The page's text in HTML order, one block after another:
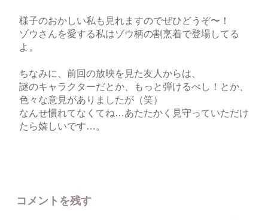
様子のおかしい私も見れますのでぜひどうぞ〜！
ゾウさんを愛する私はゾウ柄の割烹着で登場してる
よ。
ちなみに、前回の放映を見た友人からは、
謎のキャラクターだとか、もっと弾けるべし！とか、
色々な意見がありましたが（笑）
なんせ慣れてなくてね…あたたかく見守っていただけ
たら嬉しいです…。
コメントを残す